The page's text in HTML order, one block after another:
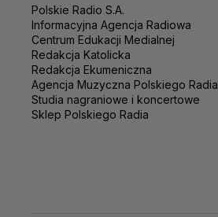
Polskie Radio S.A.
Informacyjna Agencja Radiowa
Centrum Edukacji Medialnej
Redakcja Katolicka
Redakcja Ekumeniczna
Agencja Muzyczna Polskiego Radia
Studia nagraniowe i koncertowe
Sklep Polskiego Radia